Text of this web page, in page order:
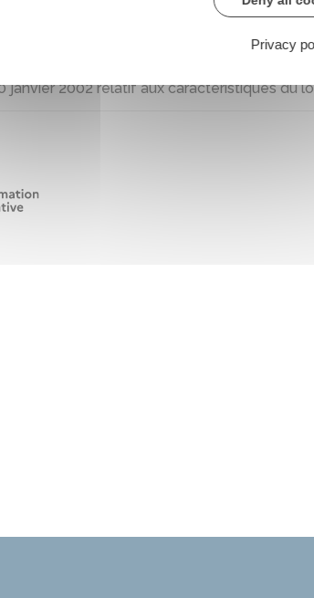
janvier 2002 relatif aux caractéristiques du
Privacy